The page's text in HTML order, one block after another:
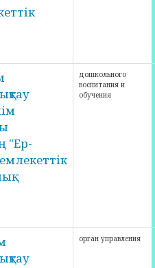
"Ер-
дошкольного
воспитания и
обучения
орган управления